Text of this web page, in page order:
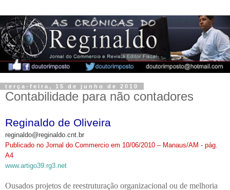
terça-feira, 15 de junho de 2010
Contabilidade para não contadores
Reginaldo de Oliveira
reginaldo@reginaldo.cnt.br
Publicado no Jornal do Commercio em 10/06/2010 – Manaus/AM - pág.
A4
www.artigo39.rg3.net
Ousados projetos de reestruturação organizacional ou de melhoria